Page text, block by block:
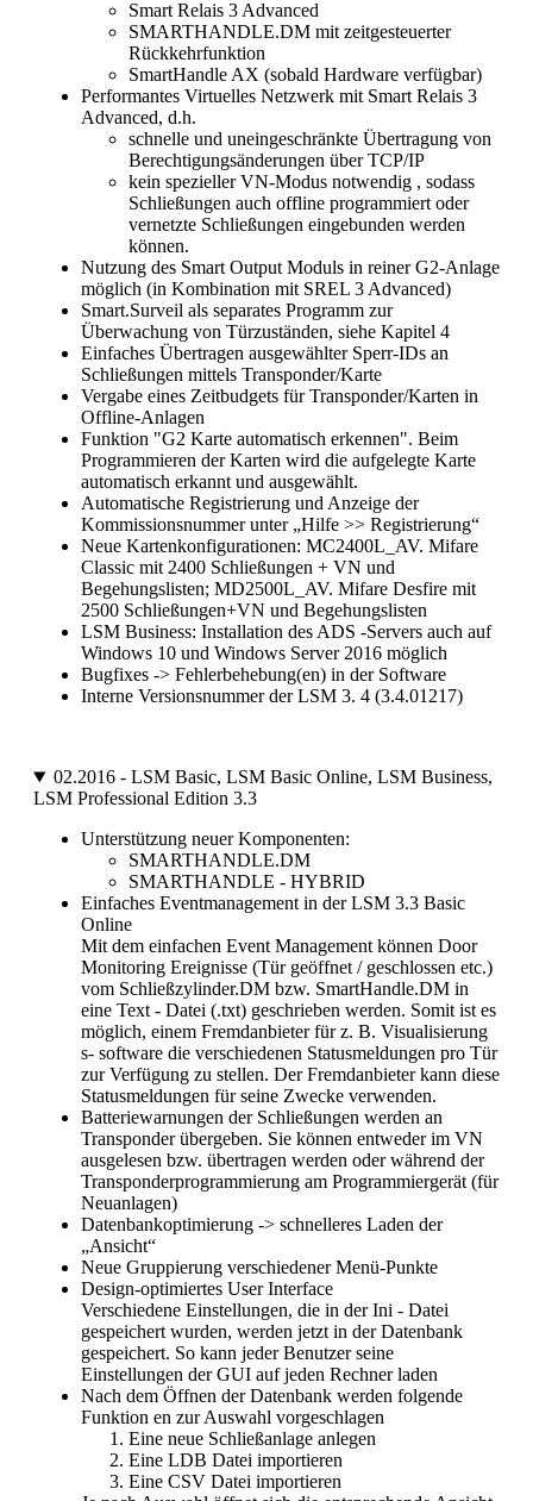
Smart Relais 3 Advanced
SMARTHANDLE.DM mit zeitgesteuerter
Rückkehrfunktion
SmartHandle AX (sobald Hardware verfügbar)
Performantes Virtuelles Netzwerk mit Smart Relais 3
Advanced, d.h.
schnelle und uneingeschränkte Übertragung von
Berechtigungsänderungen über TCP/IP
kein spezieller VN-Modus notwendig , sodass
Schließungen auch offline programmiert oder
vernetzte Schließungen eingebunden werden
können.
Nutzung des Smart Output Moduls in reiner G2-Anlage
möglich (in Kombination mit SREL 3 Advanced)
Smart.Surveil als separates Programm zur
Überwachung von Türzuständen, siehe Kapitel 4
Einfaches Übertragen ausgewählter Sperr-IDs an
Schließungen mittels Transponder/Karte
Vergabe eines Zeitbudgets für Transponder/Karten in
Offline-Anlagen
Funktion "G2 Karte automatisch erkennen". Beim
Programmieren der Karten wird die aufgelegte Karte
automatisch erkannt und ausgewählt.
Automatische Registrierung und Anzeige der
Kommissionsnummer unter „Hilfe >> Registrierung“
Neue Kartenkonfigurationen: MC2400L_AV. Mifare
Classic mit 2400 Schließungen + VN und
Begehungslisten; MD2500L_AV. Mifare Desfire mit
2500 Schließungen+VN und Begehungslisten
LSM Business: Installation des ADS -Servers auch auf
Windows 10 und Windows Server 2016 möglich
Bugfixes -> Fehlerbehebung(en) in der Software
Interne Versionsnummer der LSM 3. 4 (3.4.01217)
02.2016 - LSM Basic, LSM Basic Online, LSM Business,
LSM Professional Edition 3.3
Unterstützung neuer Komponenten:
SMARTHANDLE.DM
SMARTHANDLE - HYBRID
Einfaches Eventmanagement in der LSM 3.3 Basic
Online
Mit dem einfachen Event Management können Door
Monitoring Ereignisse (Tür geöffnet / geschlossen etc.)
vom Schließzylinder.DM bzw. SmartHandle.DM in
eine Text - Datei (.txt) geschrieben werden. Somit ist es
möglich, einem Fremdanbieter für z. B. Visualisierung
s- software die verschiedenen Statusmeldungen pro Tür
zur Verfügung zu stellen. Der Fremdanbieter kann diese
Statusmeldungen für seine Zwecke verwenden.
Batteriewarnungen der Schließungen werden an
Transponder übergeben. Sie können entweder im VN
ausgelesen bzw. übertragen werden oder während der
Transponderprogrammierung am Programmiergerät (für
Neuanlagen)
Datenbankoptimierung -> schnelleres Laden der
„Ansicht“
Neue Gruppierung verschiedener Menü-Punkte
Design-optimiertes User Interface
Verschiedene Einstellungen, die in der Ini - Datei
gespeichert wurden, werden jetzt in der Datenbank
gespeichert. So kann jeder Benutzer seine
Einstellungen der GUI auf jeden Rechner laden
Nach dem Öffnen der Datenbank werden folgende
Funktion en zur Auswahl vorgeschlagen
Eine neue Schließanlage anlegen
Eine LDB Datei importieren
Eine CSV Datei importieren